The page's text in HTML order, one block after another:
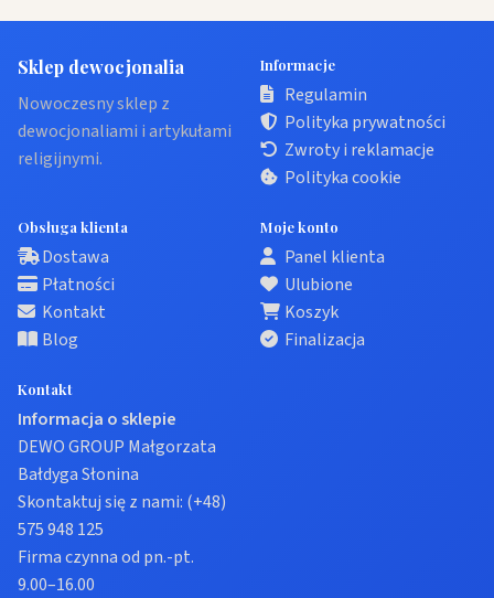
Sklep dewocjonalia
Nowoczesny sklep z
dewocjonaliami i artykułami
religijnymi.
Informacje
Regulamin
Polityka prywatności
Zwroty i reklamacje
Polityka cookie
Obsługa klienta
Dostawa
Płatności
Kontakt
Blog
Moje konto
Panel klienta
Ulubione
Koszyk
Finalizacja
Kontakt
Informacja o sklepie
DEWO GROUP Małgorzata
Bałdyga Słonina
Skontaktuj się z nami: (+48)
575 948 125
Firma czynna od pn.-pt.
9.00–16.00